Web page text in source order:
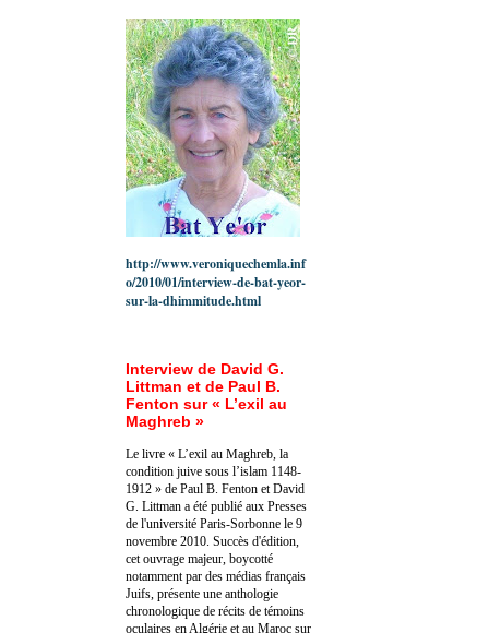
http://www.veroniquechemla.inf
o/2010/01/interview-de-bat-yeor-
sur-la-dhimmitude.html
Interview de David G.
Littman et de Paul B.
Fenton sur « L’exil au
Maghreb »
Le livre « L’exil au Maghreb, la
condition juive sous l’islam 1148-
1912 » de Paul B. Fenton et David
G. Littman a été publié aux Presses
de l'université Paris-Sorbonne le 9
novembre 2010. Succès d'édition,
cet ouvrage majeur, boycotté
notamment par des médias français
Juifs, présente une anthologie
chronologique de récits de témoins
oculaires en Algérie et au Maroc sur